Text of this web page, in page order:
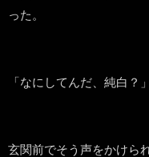
った。
「なにしてんだ、純白？」
玄関前でそう声をかけら